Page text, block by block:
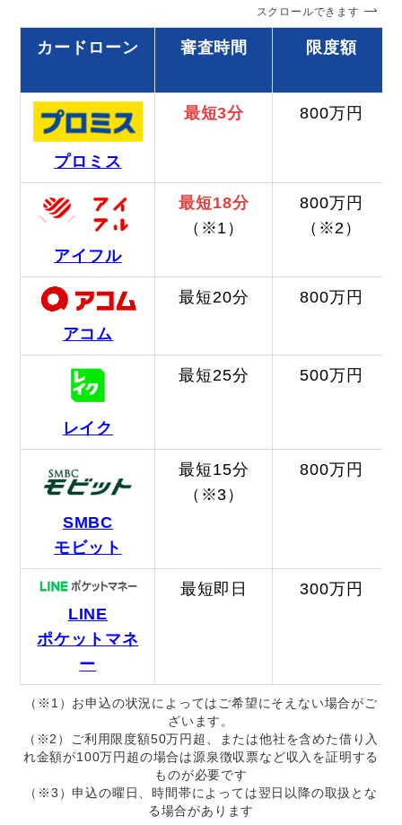
スクロールできます
カードローン 審査時間 限度額
プロミス
最短3分 800万円
アイフル
最短18分
（※1）
800万円
（※2）
アコム
最短20分 800万円
レイク
最短25分 500万円
SMBC
モビット
最短15分
（※3）
800万円
LINE
ポケットマネ
ー
最短即日 300万円
（※1）お申込の状況によってはご希望にそえない場合がご
ざいます。
（※2）ご利用限度額50万円超、または他社を含めた借り入
れ金額が100万円超の場合は源泉徴収票など収入を証明する
ものが必要です
（※3）申込の曜日、時間帯によっては翌日以降の取扱とな
る場合があります